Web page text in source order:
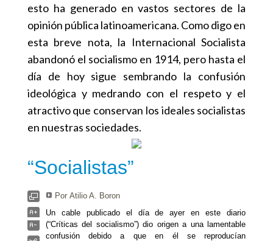
esto ha generado en vastos sectores de la
opinión pública latinoamericana. Como digo en
esta breve nota, la Internacional Socialista
abandonó el socialismo en 1914, pero hasta el
día de hoy sigue sembrando la confusión
ideológica y medrando con el respeto y el
atractivo que conservan los ideales socialistas
en nuestras sociedades.
“Socialistas”
Por Atilio A. Boron
Un cable publicado el día de ayer en este diario
(“Críticas del socialismo”) dio origen a una lamentable
confusión debido a que en él se reproducían